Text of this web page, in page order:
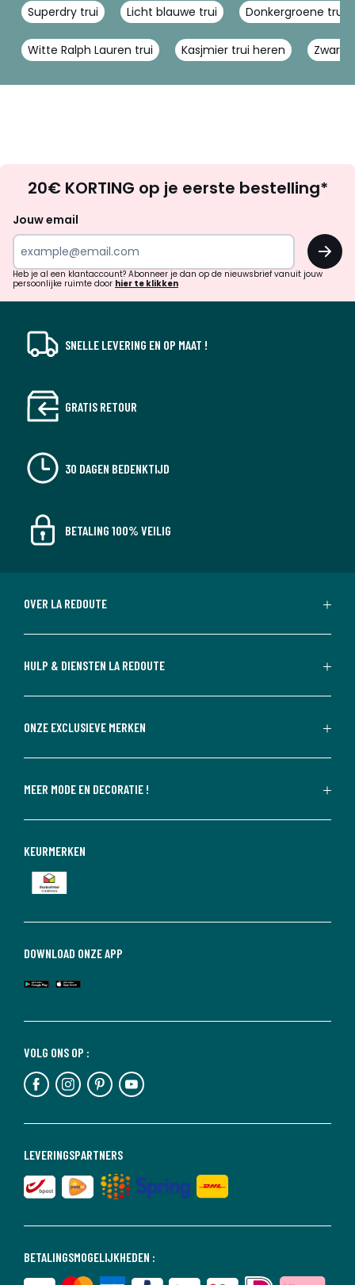
Superdry trui Licht blauwe trui Donkergroene trui
Witte Ralph Lauren trui Kasjmier trui heren
zoek
inspiratie
verrassingen?
20€ KORTING op je eerste bestelling*
Jouw email
OK
Heb je al een klantaccount? Abonneer je dan op de nieuwsbrief vanuit jouw
persoonlijke ruimte door hier te klikken
SNELLE LEVERING EN OP MAAT !
GRATIS RETOUR
30 DAGEN BEDENKTIJD
BETALING 100% VEILIG
OVER LA REDOUTE
HULP & DIENSTEN LA REDOUTE
ONZE EXCLUSIEVE MERKEN
MEER MODE EN DECORATIE !
BETALINGSMOGELIJKHEDEN :
LEVERINGSPARTNERS
VOLG ONS OP :
DOWNLOAD ONZE APP
KEURMERKEN